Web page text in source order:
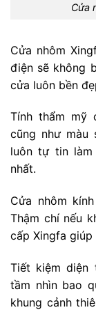
Cửa
Cửa nhôm
điện sẽ không
cửa luôn bền
Tính thẩm mỹ
cũng như màu
luôn tự tin làm
nhất.
Cửa nhôm
Thậm chí nếu
cấp Xingfa giúp
Tiết kiệm diện
tầm nhìn bao
khung cảnh